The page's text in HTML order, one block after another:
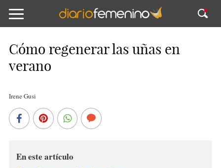
Cómo regenerar las uñas en
verano
Irene Gusi
En este artículo